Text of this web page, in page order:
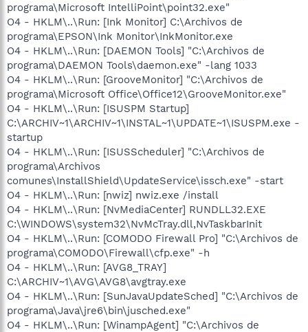
programa\Microsoft IntelliPoint\point32.exe"
O4 - HKLM\..\Run: [Ink Monitor] C:\Archivos de
programa\EPSON\Ink Monitor\InkMonitor.exe
O4 - HKLM\..\Run: [DAEMON Tools] "C:\Archivos de
programa\DAEMON Tools\daemon.exe" -lang 1033
O4 - HKLM\..\Run: [GrooveMonitor] "C:\Archivos de
programa\Microsoft Office\Office12\GrooveMonitor.exe"
O4 - HKLM\..\Run: [ISUSPM Startup]
C:\ARCHIV~1\ARCHIV~1\INSTAL~1\UPDATE~1\ISUSPM.exe -
startup
O4 - HKLM\..\Run: [ISUSScheduler] "C:\Archivos de
programa\Archivos
comunes\InstallShield\UpdateService\issch.exe" -start
O4 - HKLM\..\Run: [nwiz] nwiz.exe /install
O4 - HKLM\..\Run: [NvMediaCenter] RUNDLL32.EXE
C:\WINDOWS\system32\NvMcTray.dll,NvTaskbarInit
O4 - HKLM\..\Run: [COMODO Firewall Pro] "C:\Archivos de
programa\COMODO\Firewall\cfp.exe" -h
O4 - HKLM\..\Run: [AVG8_TRAY]
C:\ARCHIV~1\AVG\AVG8\avgtray.exe
O4 - HKLM\..\Run: [SunJavaUpdateSched] "C:\Archivos de
programa\Java\jre6\bin\jusched.exe"
O4 - HKLM\..\Run: [WinampAgent] "C:\Archivos de